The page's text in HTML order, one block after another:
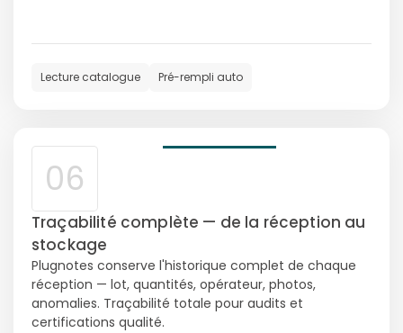
Lecture catalogue Pré-rempli auto
06
Traçabilité complète — de la réception au
stockage
Plugnotes conserve l'historique complet de chaque
réception — lot, quantités, opérateur, photos,
anomalies. Traçabilité totale pour audits et
certifications qualité.